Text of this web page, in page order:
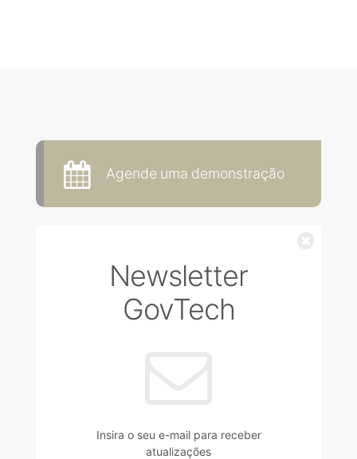
Agende uma demonstração
Newsletter
GovTech
Insira o seu e-mail para receber
atualizações